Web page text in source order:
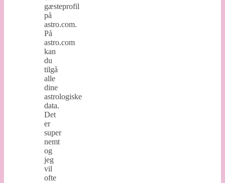
gæsteprofil
på
astro.com.
På
astro.com
kan
du
tilgå
alle
dine
astrologiske
data.
Det
er
super
nemt
og
jeg
vil
ofte